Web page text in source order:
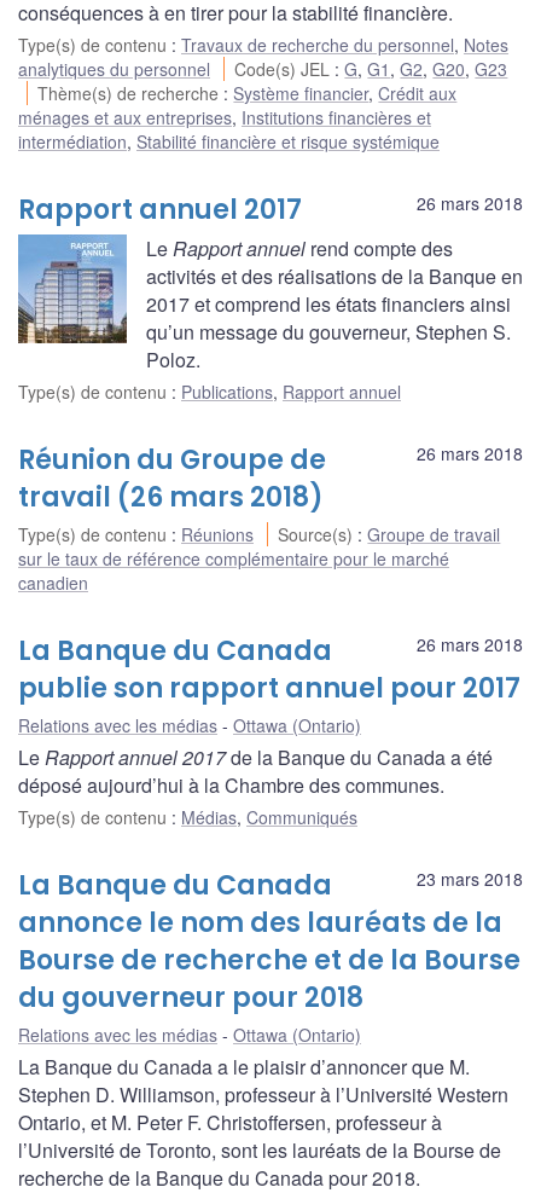
conséquences à en tirer pour la stabilité financière.
Type(s) de contenu : Travaux de recherche du personnel, Notes
analytiques du personnel
Code(s) JEL :G,G1 ,G2,G20,G23
Thème(s) de recherche : Système financier,Crédit aux
ménages et aux entreprises, Institutions financières et
intermédiation, Stabilité financière et risque systémique
26 mars 2018
Rapport annuel 2017
LeRapport annuel rend compte des
activités et des réalisations de la Banque en
2017 et comprend les états financiers ainsi
qu’un message du gouverneur, Stephen S.
Poloz.
Type(s) de contenu : Publications, Rapport annuel
26 mars 2018
Réunion du Groupe de
travail (26 mars 2018)
Type(s) de contenu : Réunions Source(s) :Groupe de travail
sur le taux de référence complémentaire pour le marché
canadien
26 mars 2018
La Banque du Canada
publie son rapport annuel pour 2017
Relations avec les médias Ottawa (Ontario)
LeRapport annuel 2017de la Banque du Canada a été
déposé aujourd’hui à la Chambre des communes.
Type(s) de contenu : Médias, Communiqués
23 mars 2018
La Banque du Canada
annonce le nom des lauréats de la
Bourse de recherche et de la Bourse
du gouverneur pour 2018
Relations avec les médias Ottawa (Ontario)
La Banque du Canada a le plaisir d’annoncer que M.
Stephen D. Williamson, professeur à l’Université Western
Ontario, et M. Peter F. Christoffersen, professeur à
l’Université de Toronto, sont les lauréats de la Bourse de
recherche de la Banque du Canada pour 2018.